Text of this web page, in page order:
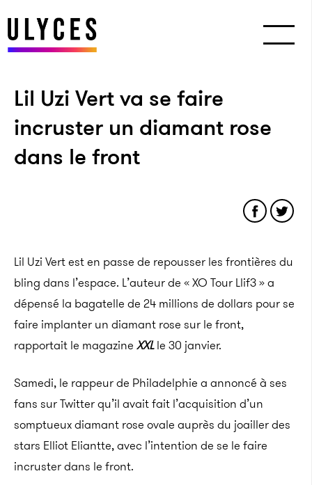
Lil Uzi Vert va se faire
incruster un diamant rose
dans le front
Lil Uzi Vert est en passe de repousser les frontières du
bling dans l’espace. L’auteur de « XO Tour Llif3 » a
dépensé la bagatelle de 24 millions de dollars pour se
faire implanter un diamant rose sur le front,
rapportait le magazine XXLle 30 janvier.
Samedi, le rappeur de Philadelphie a annoncé à ses
fans sur Twitter qu’il avait fait l’acquisition d’un
somptueux diamant rose ovale auprès du joailler des
stars Elliot Eliantte, avec l’intention de se le faire
incruster dans le front.